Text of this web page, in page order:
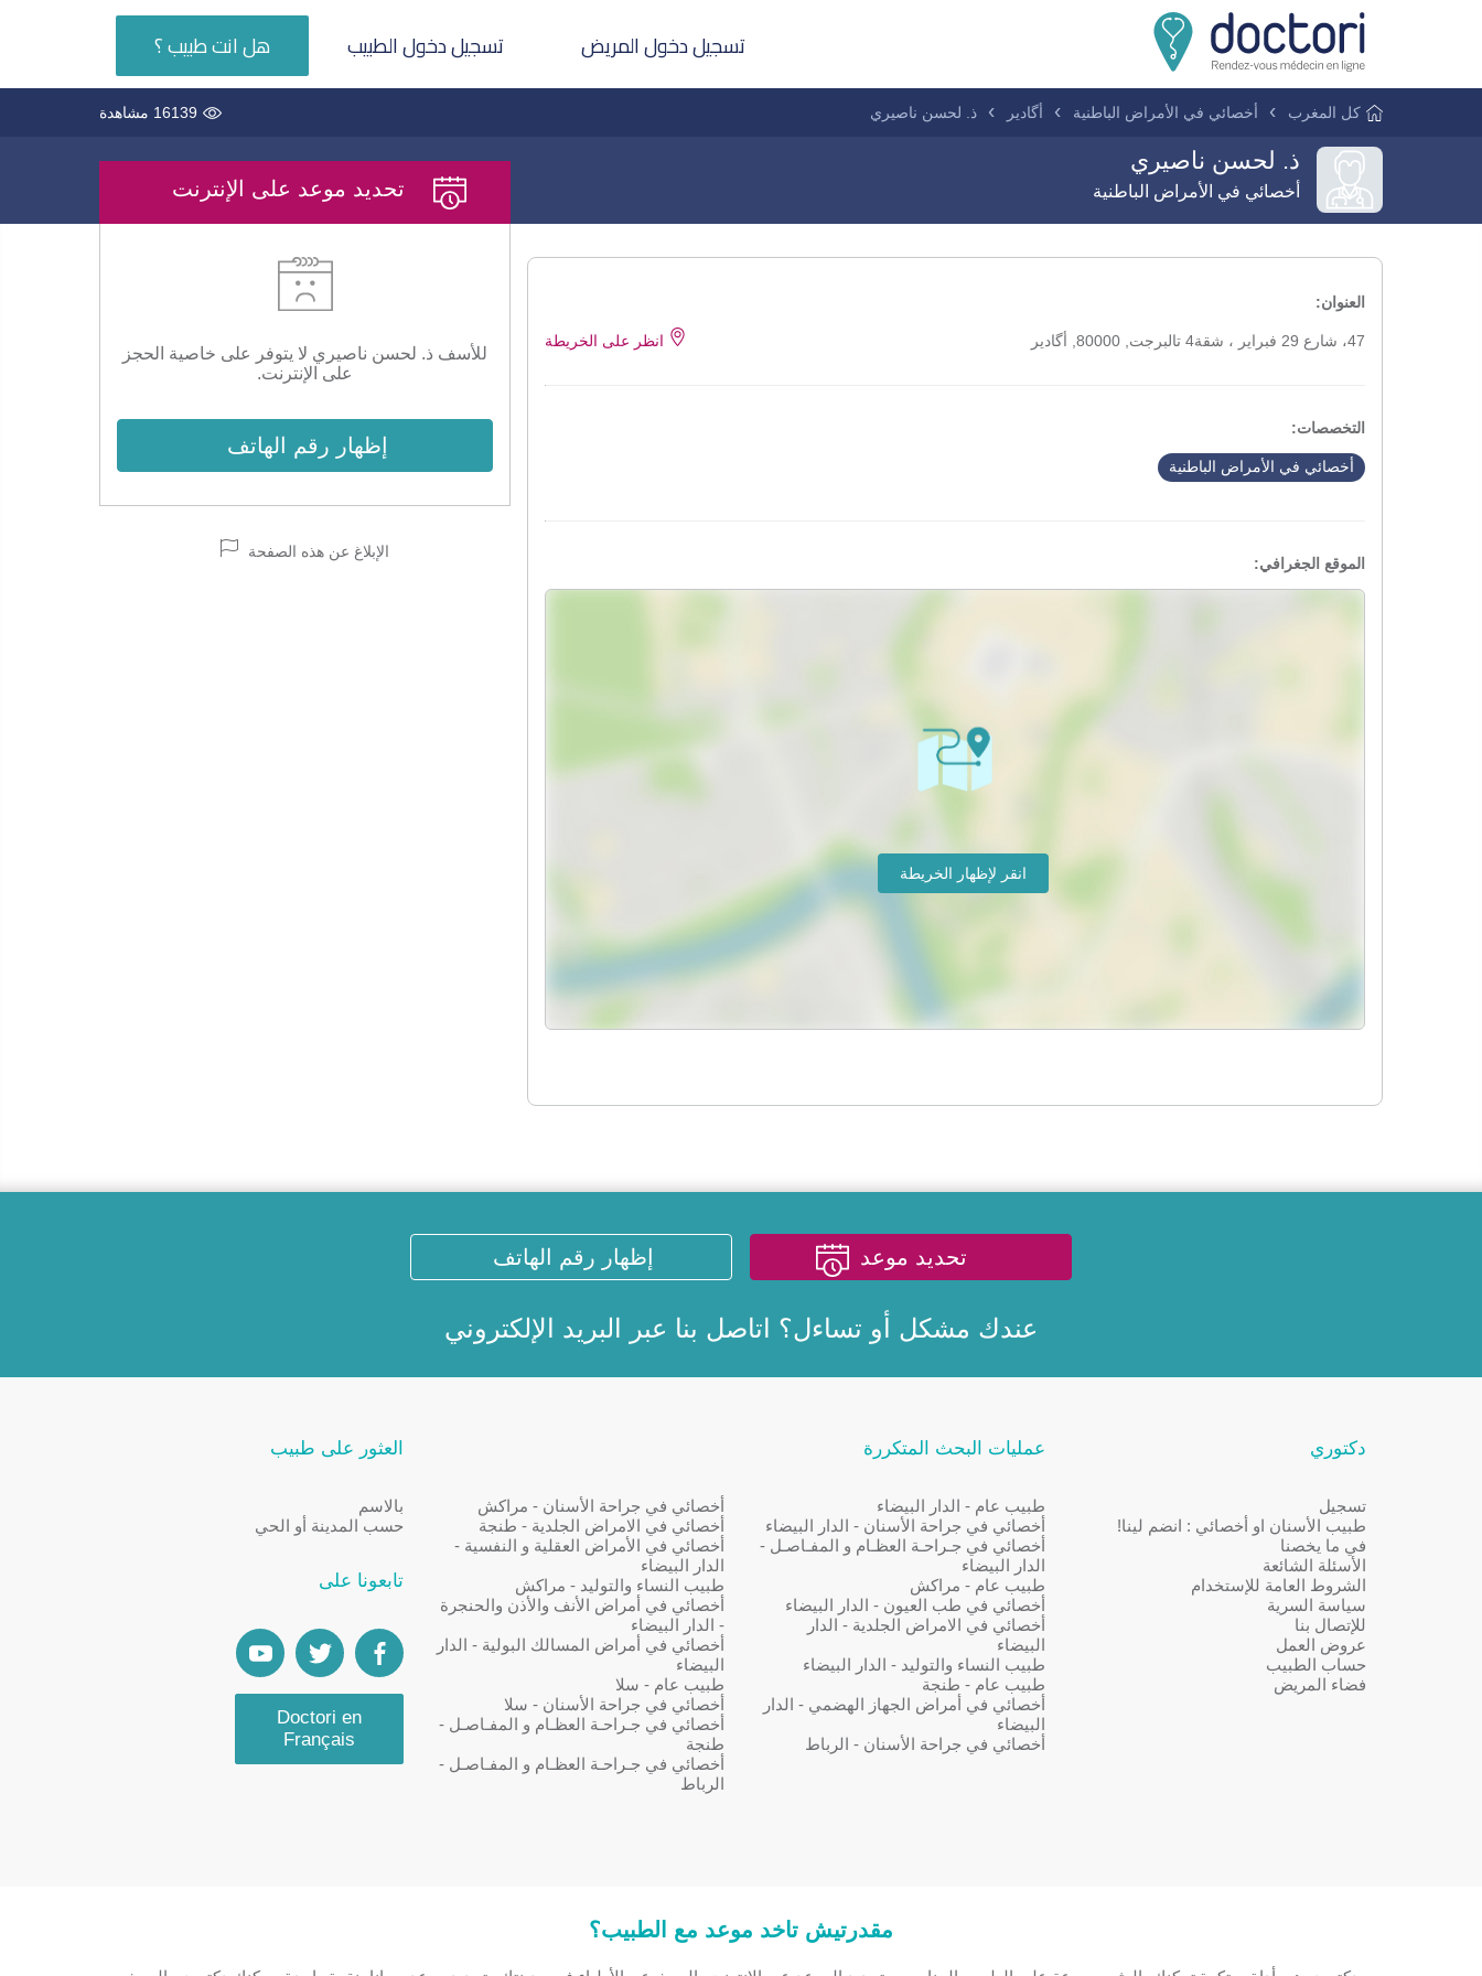
تسجيل دخول المريض تسجيل دخول الطبيب هل انت طبيب ؟
كل المغرب أخصائي في الأمراض الباطنية أگادير ذ. لحسن ناصيري 16139 مشاهدة
ذ. لحسن ناصيري
أخصائي في الأمراض الباطنية تحديد موعد على الإنترنت
للأسف ذ. لحسن ناصيري لا يتوفر على خاصية الحجز
على الإنترنت.
إظهار رقم الهاتف
الإبلاغ عن هذه الصفحة
العنوان:
47، شارع 29 فبراير ، شقة4 تالبرجت, 80000, أگادير انظر على الخريطة
التخصصات:
أخصائي في الأمراض الباطنية
الموقع الجغرافي:
تحديد موعد إظهار رقم الهاتف
عندك مشكل أو تساءل؟ اتاصل بنا عبر البريد الإلكتروني
دكتوري
تسجيل
طبيب الأسنان او أخصائي : انضم لينا!
في ما يخصنا
الأسئلة الشائعة
الشروط العامة للإستخدام
سياسة السرية
للإتصال بنا
عروض العمل
حساب الطبيب
فضاء المريض
عمليات البحث المتكررة
طبيب عام - الدار البيضاء
أخصائي في جراحة الأسنان - الدار البيضاء
أخصائي في جـراحـة العظـام و المفـاصـل -
الدار البيضاء
طبيب عام - مراكش
أخصائي في طب العيون - الدار البيضاء
أخصائي في الامراض الجلدية - الدار
البيضاء
طبيب النساء والتوليد - الدار البيضاء
طبيب عام - طنجة
أخصائي في أمراض الجهاز الهضمي - الدار
البيضاء
أخصائي في جراحة الأسنان - الرباط
أخصائي في جراحة الأسنان - مراكش
أخصائي في الامراض الجلدية - طنجة
أخصائي في الأمراض العقلية و النفسية -
الدار البيضاء
طبيب النساء والتوليد - مراكش
أخصائي في أمراض الأنف والأذن والحنجرة
- الدار البيضاء
أخصائي في أمراض المسالك البولية - الدار
البيضاء
طبيب عام - سلا
أخصائي في جراحة الأسنان - سلا
أخصائي في جـراحـة العظـام و المفـاصـل -
طنجة
أخصائي في جـراحـة العظـام و المفـاصـل -
الرباط
العثور على طبيب
بالاسم
حسب المدينة أو الحي
تابعونا على
Doctori en
Français
مقدرتيش تاخد موعد مع الطبيب؟